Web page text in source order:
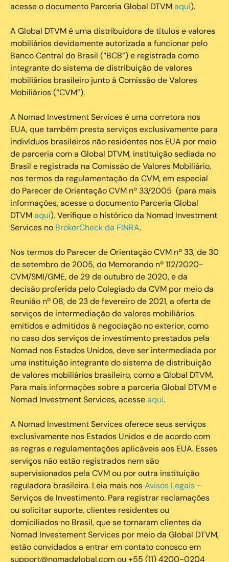
acesse o documento Parceria Global DTVMaqui).
A Global DTVM é uma distribuidora de títulos e valores
mobiliários devidamente autorizada a funcionar pelo
Banco Central do Brasil (“BCB”) e registrada como
integrante do sistema de distribuição de valores
mobiliários brasileiro junto à Comissão de Valores
Mobiliários (“CVM”).
‍A Nomad Investment Services é uma corretora nos
EUA, que também presta serviços exclusivamente para
indivíduos brasileiros não residentes nos EUA por meio
de parceria com a Global DTVM, instituição sediada no
Brasil e registrada na Comissão de Valores Mobiliário,
nos termos da regulamentação da CVM, em especial
do Parecer de Orientação CVM nº 33/2005 (para mais
informações, acesse o documento Parceria Global
DTVMaqui). Verifique o histórico da Nomad Investment
Services no BrokerCheck da FINRA.
Nos termos do Parecer de Orientação CVM nº 33, de 30
de setembro de 2005, do Memorando nº 112/2020-
CVM/SMI/GME, de 29 de outubro de 2020, e da
decisão proferida pelo Colegiado da CVM por meio da
Reunião nº 08, de 23 de fevereiro de 2021, a oferta de
serviços de intermediação de valores mobiliários
emitidos e admitidos à negociação no exterior, como
no caso dos serviços de investimento prestados pela
Nomad nos Estados Unidos, deve ser intermediada por
uma instituição integrante do sistema de distribuição
de valores mobiliários brasileiro, como a Global DTVM.
Para mais informações sobre a parceria Global DTVM e
Nomad Investment Services, acesseaqui.
A Nomad Investment Services oferece seus serviços
exclusivamente nos Estados Unidos e de acordo com
as regras e regulamentações aplicáveis aos EUA. Esses
serviços não estão registrados nem são
supervisionados pela CVM ou por outra instituição
reguladora brasileira. Leia mais nosAvisos Legais -
Serviços de Investimento. Para registrar reclamações
ou solicitar suporte, clientes residentes ou
domiciliados no Brasil, que se tornaram clientes da
Nomad Investement Services por meio da Global DTVM,
estão convidados a entrar em contato conosco em
support@nomadglobal.com ou +55 (11) 4200-0204